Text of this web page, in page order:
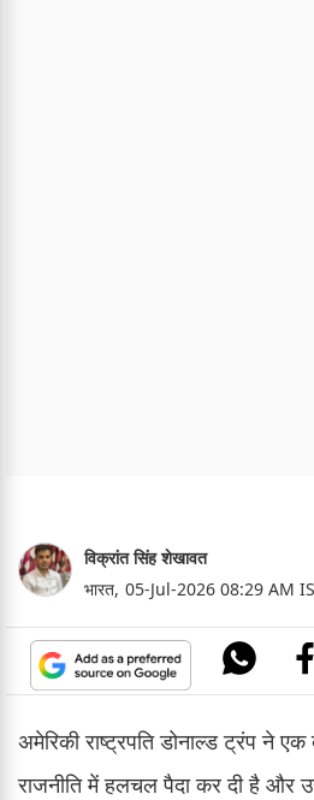
विक्रांत सिंह शेखावत
भारत, 05-Jul-2026 08:29 AM
अमेरिकी राष्ट्रपति डोनाल्ड ट्रंप ने एक
राजनीति में हलचल पैदा कर दी है और